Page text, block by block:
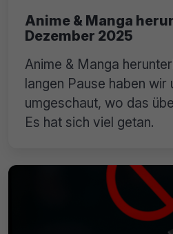
Anime & Manga
Dezember 2025
Anime & Manga
langen Pause haben wir
umgeschaut, wo das
Es hat sich viel getan.